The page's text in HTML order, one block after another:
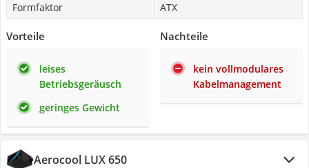
Formfaktor
ATX
Vorteile
leises
Betriebsgeräusch
geringes Gewicht
Nachteile
kein vollmodulares
Kabelmanagement
Aerocool LUX 650